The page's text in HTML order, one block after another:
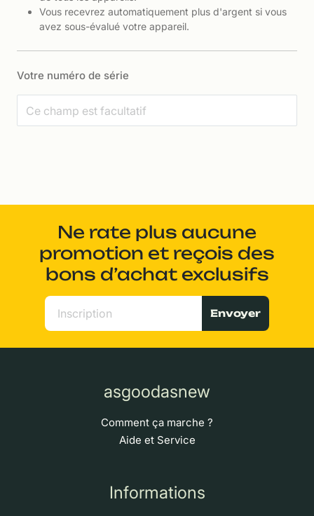
Vous recevrez automatiquement plus d'argent si vous
avez sous-évalué votre appareil.
Votre numéro de série
Ne rate plus aucune
promotion et reçois des
bons d’achat exclusifs
Envoyer
asgoodasnew
Comment ça marche ?
Aide et Service
Informations